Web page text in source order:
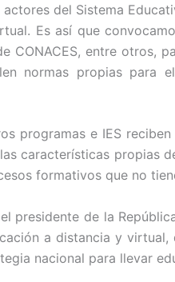
del Sistema
Es así que
CONACES, entre otros,
normas propias para
programas e IES
características propias
formativos que no
presidente de la
a distancia y
nacional para llevar